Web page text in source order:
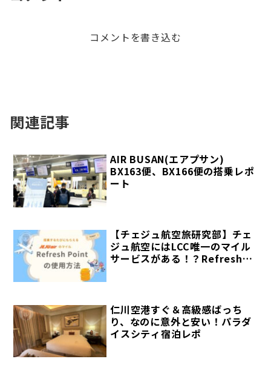
コメントを書き込む
関連記事
AIR BUSAN(エアプサン)
BX163便、BX166便の搭乗レポ
ート
【チェジュ航空旅研究部】チェ
ジュ航空にはLCC唯一のマイル
サービスがある！？Refresh
仁川空港すぐ＆高級感ばっち
り、なのに意外と安い！パラダ
イスシティ宿泊レポ